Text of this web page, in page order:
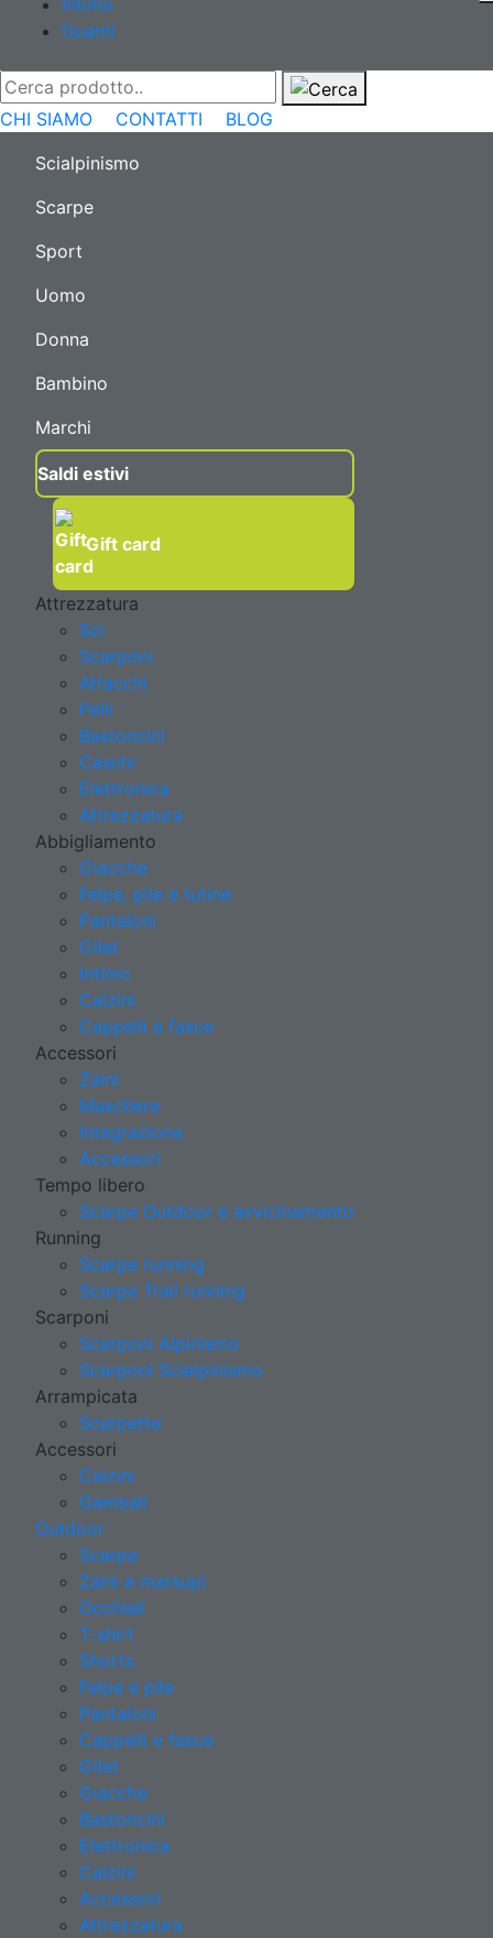
Intimo
Guanti
CHI SIAMO CONTATTI
BLOG
Scialpinismo
Scarpe
Sport
Uomo
Donna
Bambino
Marchi
Saldi estivi
Gift card
Attrezzatura
Sci
Scarponi
Attacchi
Pelli
Bastoncini
Caschi
Elettronica
Attrezzatura
Abbigliamento
Giacche
Felpe, pile e tutine
Pantaloni
Gilet
Intimo
Calzini
Cappelli e fasce
Accessori
Zaini
Maschere
Integrazione
Accessori
Tempo libero
Scarpe Outdoor e avvicinamento
Running
Scarpe running
Scarpe Trail running
Scarponi
Scarponi Alpinismo
Scarponi Scialpinismo
Arrampicata
Scarpette
Accessori
Calzini
Gambali
Outdoor
Scarpe
Zaini e marsupi
Occhiali
T-shirt
Shorts
Felpe e pile
Pantaloni
Cappelli e fasce
Gilet
Giacche
Bastoncini
Elettronica
Calzini
Accessori
Attrezzatura